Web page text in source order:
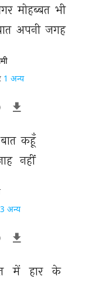
मोहब्बत भी
अपनी जगह
1 अन्य
बात कहूँ
नहीं
3 अन्य
में हार के